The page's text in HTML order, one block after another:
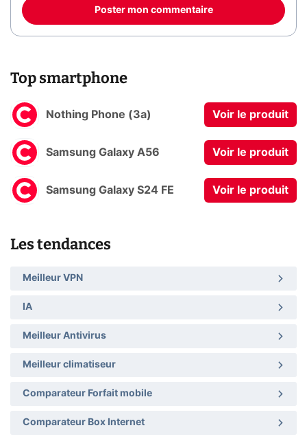
Poster mon commentaire
Top smartphone
Nothing Phone (3a) Voir le produit
Samsung Galaxy A56 Voir le produit
Samsung Galaxy S24 FE Voir le produit
Les tendances
Meilleur VPN
IA
Meilleur Antivirus
Meilleur climatiseur
Comparateur Forfait mobile
Comparateur Box Internet